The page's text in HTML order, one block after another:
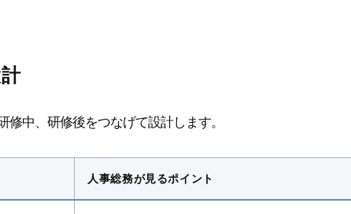
中、研修後をつなげて設計します。
人事総務が見るポイント